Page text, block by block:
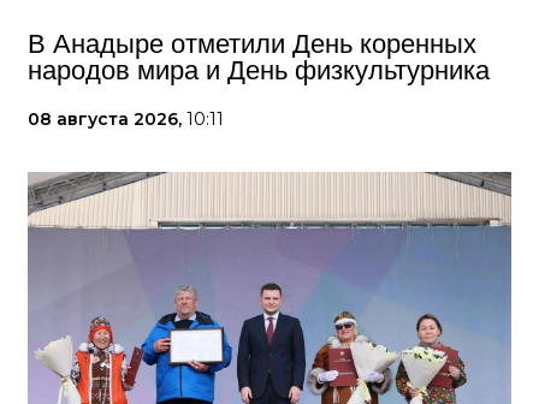
В Анадыре отметили День коренных
народов мира и День физкультурника
08 августа 2026, 10:11